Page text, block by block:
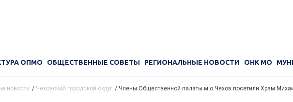
ОПМО ОБЩЕСТВЕННЫЕ СОВЕТЫ РЕГИОНАЛЬНЫЕ НОВОСТИ ОНК МО
новости / Чеховский городской округ / Члены Общественной палаты м.о.Чехов посетили Храм